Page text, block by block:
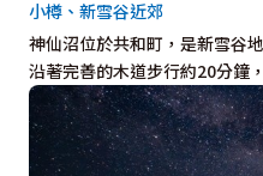
神仙沼位於共和町，是新雪谷
沿著完善的木道步行約20分鐘
小樽、新雪谷近郊